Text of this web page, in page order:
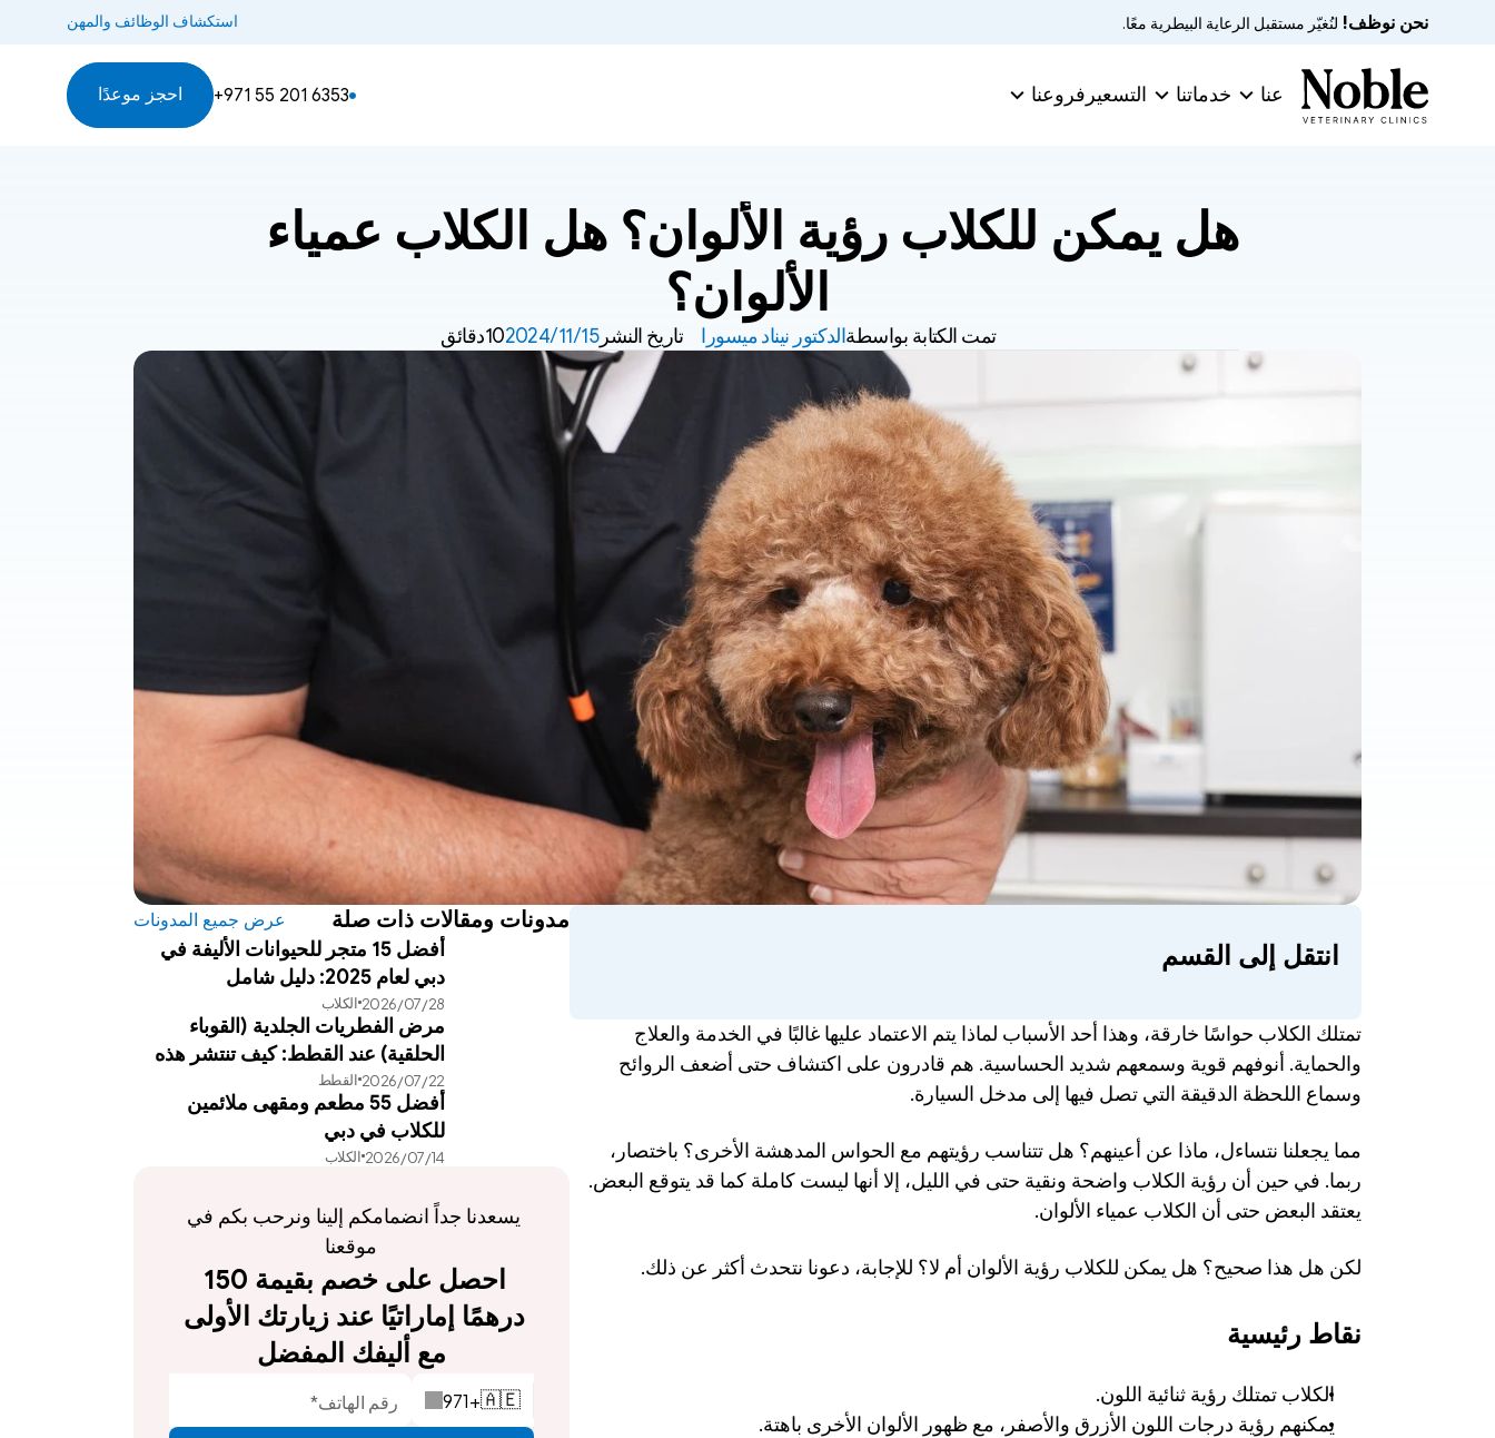
الألوان؟
تمت الكتابة بواسطةالدكتور نيناد ميسورا تاريخ النشر 15‏/11‏/2024 10دقائق
انتقل إلى القسم
وسماع اللحظة الدقيقة التي تصل فيها إلى مدخل السيارة.
يعتقد البعض حتى أن الكلاب عمياء الألوان.
لكن هل هذا صحيح؟ هل يمكن للكلاب رؤية الألوان أم لا؟ للإجابة، دعونا نتحدث أكثر عن ذلك.
نقاط رئيسية
الكلاب تمتلك رؤية ثنائية اللون.
يمكنهم رؤية درجات اللون الأزرق والأصفر، مع ظهور الألوان الأخرى باهتة.
مدونات ومقالات ذات صلة عرض جميع المدونات
أفضل 15 متجر للحيوانات الأليفة في
دبي لعام 2025: دليل شامل
28‏/07‏/2026
الكلاب
مرض الفطريات الجلدية (القوباء
الحلقية) عند القطط: كيف تنتشر هذه
العدوى وطرق علاجها الفعالة
22‏/07‏/2026
القطط
أفضل 55 مطعم ومقهى ملائمين
للكلاب في دبي
14‏/07‏/2026
الكلاب
موقعنا
مع أليفك المفضل
🇦🇪
+
971
نحن نوظف! لنُغيّر مستقبل الرعاية البيطرية معًا. استكشاف الوظائف والمهن
عنا خدماتنا التسعير فروعنا +971 55 201 6353 احجز موعدًا